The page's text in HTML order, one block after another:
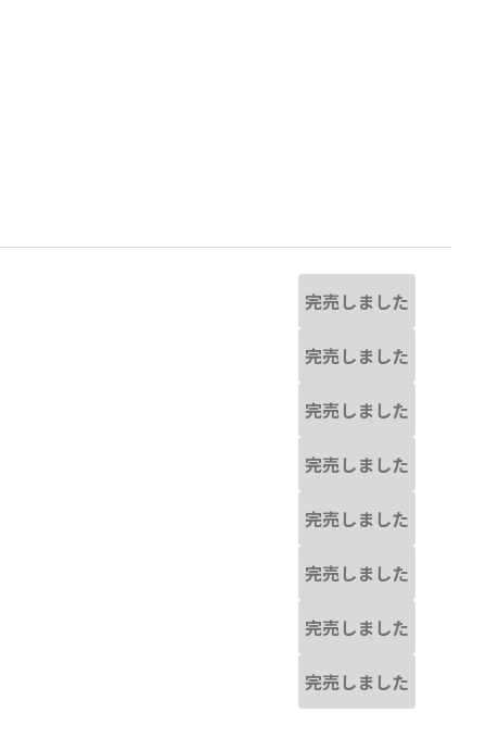
完売しました
完売しました
完売しました
完売しました
完売しました
完売しました
完売しました
完売しました